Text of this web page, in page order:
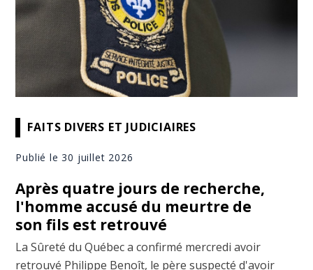
FAITS DIVERS ET JUDICIAIRES
Publié le 30 juillet 2026
Après quatre jours de recherche,
l'homme accusé du meurtre de
son fils est retrouvé
La Sûreté du Québec a confirmé mercredi avoir
retrouvé Philippe Benoît, le père suspecté d'avoir